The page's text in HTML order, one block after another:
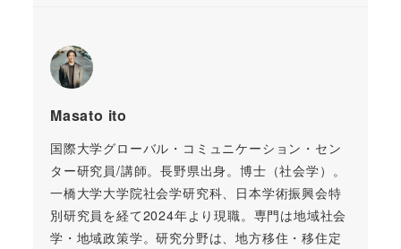
Masato ito
国際大学グローバル・コミュニケーション・セン
ター研究員/講師。長野県出身。博士（社会学）。
一橋大学大学院社会学研究科、日本学術振興会特
別研究員を経て2024年より現職。専門は地域社会
学・地域政策学。研究分野は、地方移住・移住定